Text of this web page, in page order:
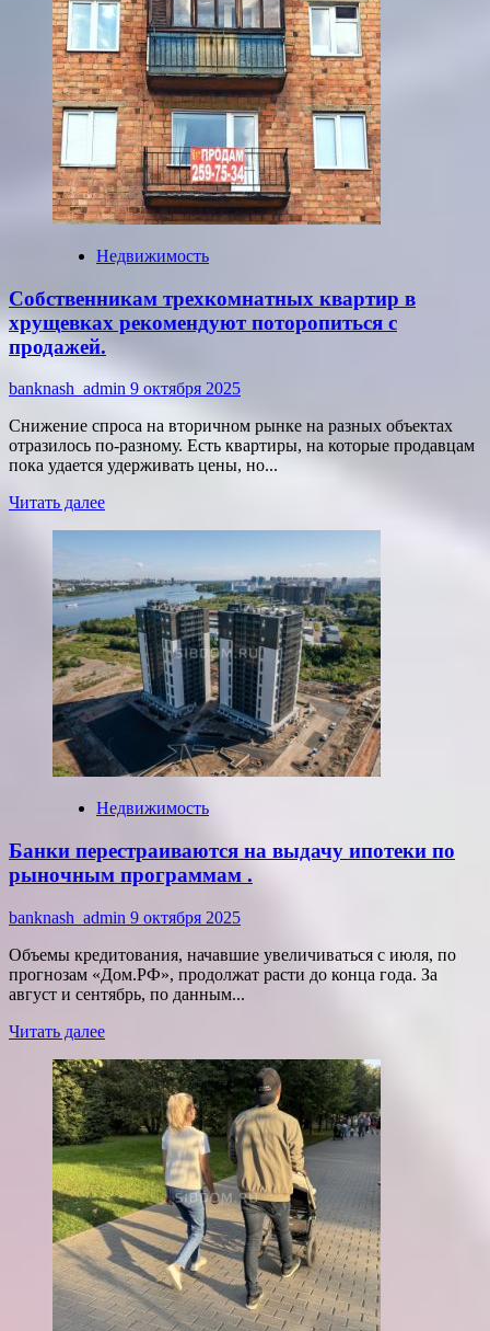
Недвижимость
Собственникам трехкомнатных квартир в
хрущевках рекомендуют поторопиться с
продажей.
banknash_admin 9 октября 2025
Снижение спроса на вторичном рынке на разных объектах
отразилось по-разному. Есть квартиры, на которые продавцам
пока удается удерживать цены, но...
Читать далееПрочитать
Собственникам
трехкомнатных
квартир
в
хрущевках
рекомендуют
поторопиться
с
продажей.
Недвижимость
Банки перестраиваются на выдачу ипотеки по
рыночным программам .
banknash_admin 9 октября 2025
Объемы кредитования, начавшие увеличиваться с июля, по
прогнозам «Дом.РФ», продолжат расти до конца года. За
август и сентябрь, по данным...
Читать далееПрочитать
о
Банки
перестраиваются
на
выдачу
ипотеки
по
рыночным
программам
.